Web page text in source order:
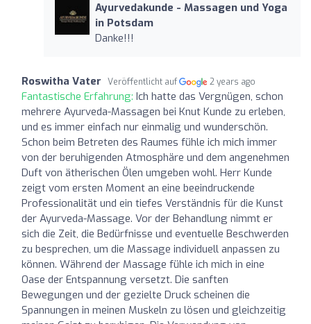
Ayurvedakunde - Massagen und Yoga
in Potsdam
Danke!!! ️
Roswitha Vater Veröffentlicht auf 2 years ago
Fantastische Erfahrung: Ich hatte das Vergnügen, schon
mehrere Ayurveda-Massagen bei Knut Kunde zu erleben,
und es immer einfach nur einmalig und wunderschön.
Schon beim Betreten des Raumes fühle ich mich immer
von der beruhigenden Atmosphäre und dem angenehmen
Duft von ätherischen Ölen umgeben wohl. Herr Kunde
zeigt vom ersten Moment an eine beeindruckende
Professionalität und ein tiefes Verständnis für die Kunst
der Ayurveda-Massage. Vor der Behandlung nimmt er
sich die Zeit, die Bedürfnisse und eventuelle Beschwerden
zu besprechen, um die Massage individuell anpassen zu
können. Während der Massage fühle ich mich in eine
Oase der Entspannung versetzt. Die sanften
Bewegungen und der gezielte Druck scheinen die
Spannungen in meinen Muskeln zu lösen und gleichzeitig